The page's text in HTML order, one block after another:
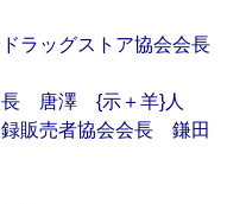
ドラッグストア協会会長
長 唐澤 {示＋羊}人
録販売者協会会長 鎌田